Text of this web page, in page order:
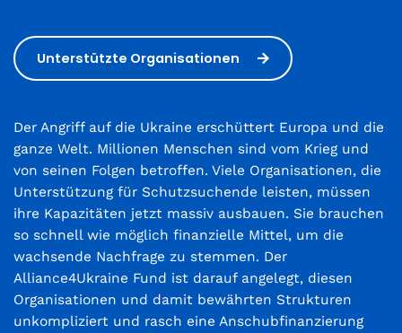
Unterstützte Organisationen
Der Angriff auf die Ukraine erschüttert Europa und die
ganze Welt. Millionen Menschen sind vom Krieg und
von seinen Folgen betroffen. Viele Organisationen, die
Unterstützung für Schutzsuchende leisten, müssen
ihre Kapazitäten jetzt massiv ausbauen. Sie brauchen
so schnell wie möglich finanzielle Mittel, um die
wachsende Nachfrage zu stemmen. Der
Alliance4Ukraine Fund ist darauf angelegt, diesen
Organisationen und damit bewährten Strukturen
unkompliziert und rasch eine Anschubfinanzierung